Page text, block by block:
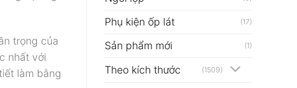
Phụ kiện ốp lát (17)
Sản phẩm mới (1)
Theo kích thước (1509)
trọng của
nhất với
làm bằng